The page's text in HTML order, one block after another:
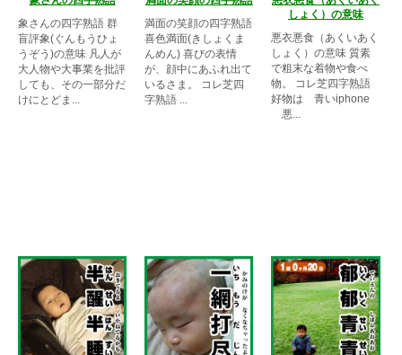
象さんの四字熟語 群
盲評象(ぐんもうひょ
うぞう)の意味 凡人が
大人物や大事業を批評
しても、その一部分だ
けにとどま...
満面の笑顔の四字熟語
喜色満面(きしょくま
んめん) 喜びの表情
が、顔中にあふれ出て
いるさま。 コレ芝四
字熟語 ...
しょく）の意味
悪衣悪食（あくいあく
しょく）の意味 質素
で粗末な着物や食べ
物。 コレ芝四字熟語
好物は 青いiphone
悪...